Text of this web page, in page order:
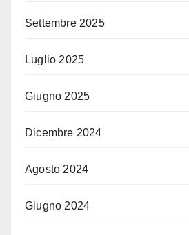
Settembre 2025
Luglio 2025
Giugno 2025
Dicembre 2024
Agosto 2024
Giugno 2024